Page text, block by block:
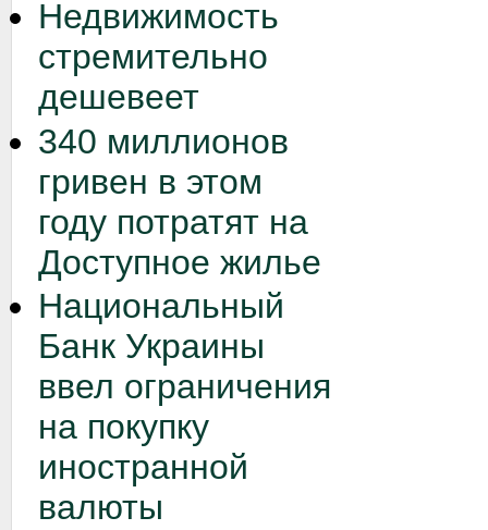
Недвижимость
стремительно
дешевеет
340 миллионов
гривен в этом
году потратят на
Доступное жилье
Национальный
Банк Украины
ввел ограничения
на покупку
иностранной
валюты